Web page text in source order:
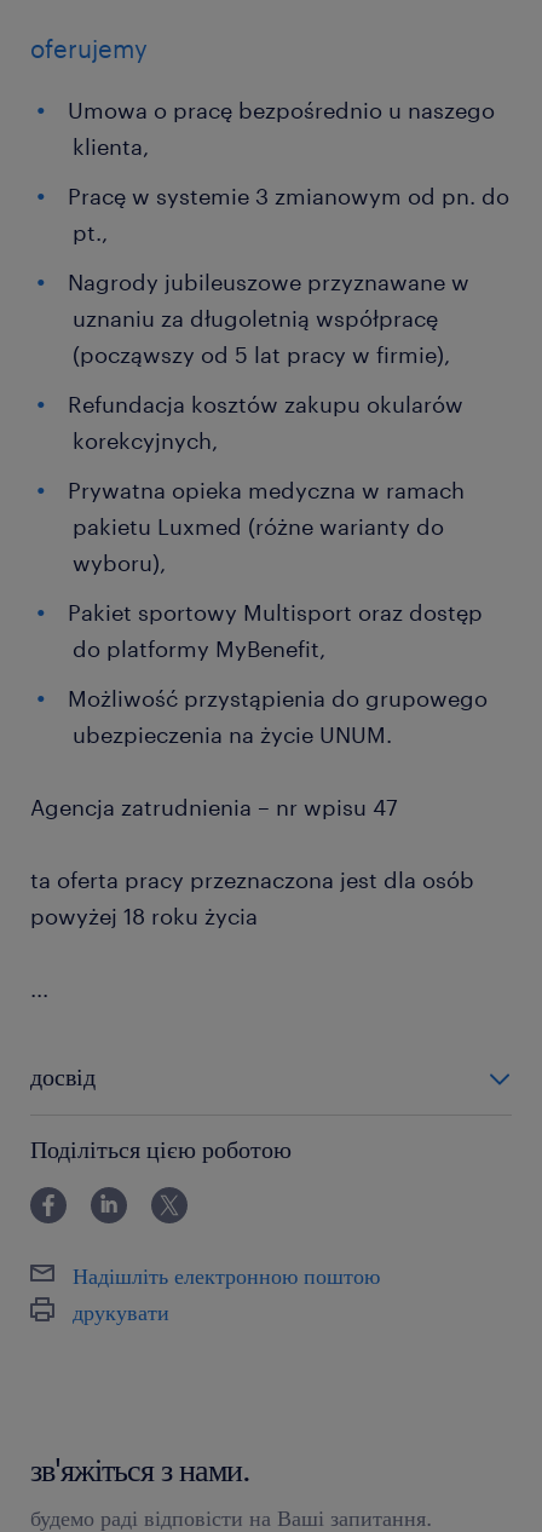
oferujemy
Umowa o pracę bezpośrednio u naszego
klienta,
Pracę w systemie 3 zmianowym od pn. do
pt.,
Nagrody jubileuszowe przyznawane w
uznaniu za długoletnią współpracę
(począwszy od 5 lat pracy w firmie),
Refundacja kosztów zakupu okularów
korekcyjnych,
Prywatna opieka medyczna w ramach
pakietu Luxmed (różne warianty do
wyboru),
Pakiet sportowy Multisport oraz dostęp
do platformy MyBenefit,
Możliwość przystąpienia do grupowego
ubezpieczenia na życie UNUM.
Agencja zatrudnienia – nr wpisu 47
ta oferta pracy przeznaczona jest dla osób
powyżej 18 roku życia
...
досвід
Поділіться цією роботою
Надішліть електронною поштою
друкувати
зв'яжіться з нами.
будемо раді відповісти на Ваші запитання.